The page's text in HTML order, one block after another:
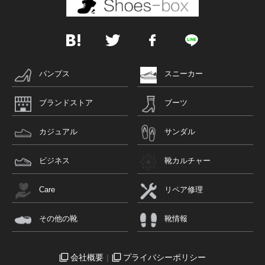
パンプス スニーカー
ブランドストア ブーツ
カジュアル サンダル
ビジネス 靴カルチャー
Care リペア修理
その他の靴 靴情報
会社概要 プライバシーポリシー